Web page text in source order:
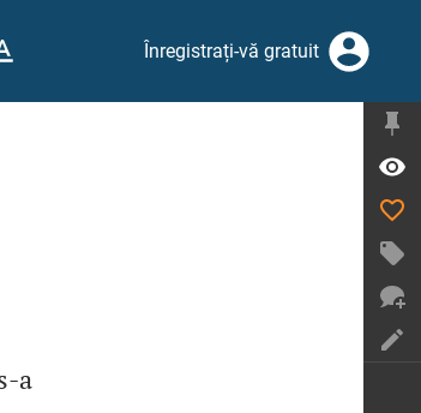
biblic sau un cuvântÎnregistrați-vă gratuit